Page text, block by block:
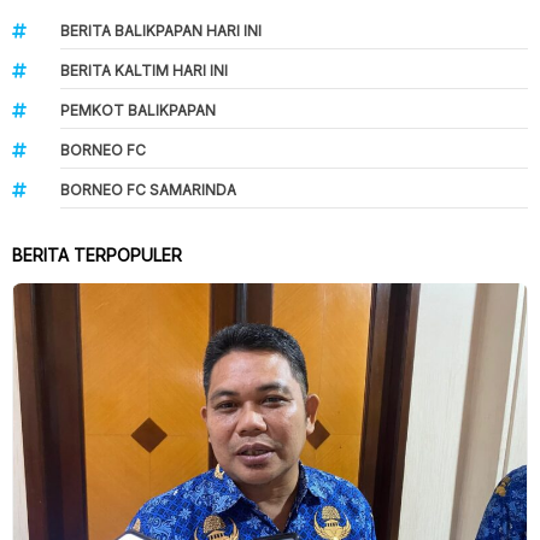
BERITA BALIKPAPAN HARI INI
BERITA KALTIM HARI INI
PEMKOT BALIKPAPAN
BORNEO FC
BORNEO FC SAMARINDA
BERITA TERPOPULER